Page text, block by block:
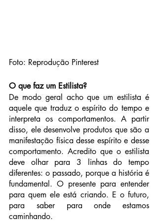
Foto: Reprodução Pinterest
O que faz um Estilista?
De modo geral acho que um estilista é
aquele que traduz o espírito do tempo e
interpreta os comportamentos. A partir
disso, ele desenvolve produtos que são a
manifestação física desse espírito e desse
comportamento. Acredito que o estilista
deve olhar para 3 linhas do tempo
diferentes: o passado, porque a história é
fundamental. O presente para entender
para quem ele está criando. E o futuro,
para saber para onde estamos
caminhando.